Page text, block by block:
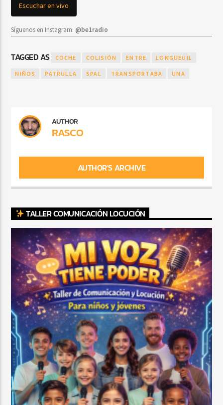
Escuchar en vivo
Síguenos en Instagram: @be1radio
TAGGED AS COCHE COLISIÓN ENTRE LONGUEUIL
NIÑOS PATRULLA SPAL TRANSPORTABA UNA
AUTHOR
RASCO
AUTHOR'S ARCHIVE
TALLER COMUNICACIÓN LOCUCIÓN